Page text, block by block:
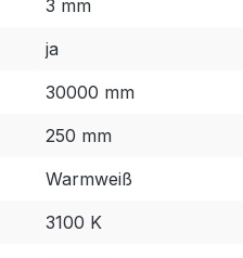
3 mm
ja
30000 mm
250 mm
Warmweiß
3100 K